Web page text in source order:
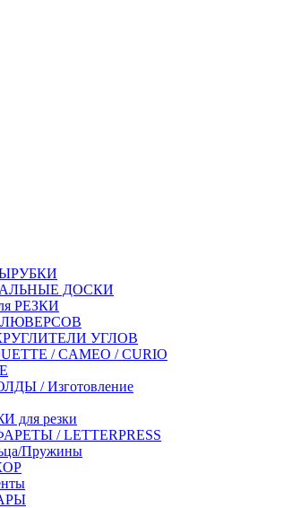
ДОСКИ
РЕЗКИ
УГЛОВ
/ CAMEO / CURIO
/ Изготовление
резки
/ LETTERPRESS
Пружины